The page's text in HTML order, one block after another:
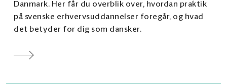
Danmark. Her får du overblik over, hvordan praktik
på svenske erhvervsuddannelser foregår, og hvad
det betyder for dig som dansker.